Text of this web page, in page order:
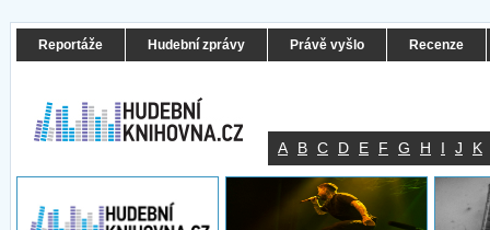
Reportáže Hudební zprávy Právě vyšlo Recenze
A B C D E F G H I J K